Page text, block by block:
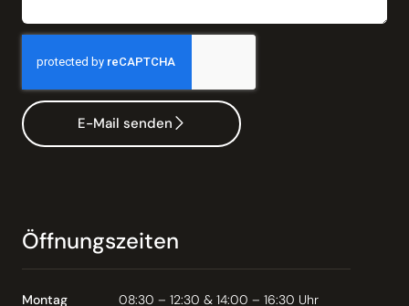
E-Mail senden
Öffnungszeiten
Montag 08:30 – 12:30 & 14:00 – 16:30 Uhr